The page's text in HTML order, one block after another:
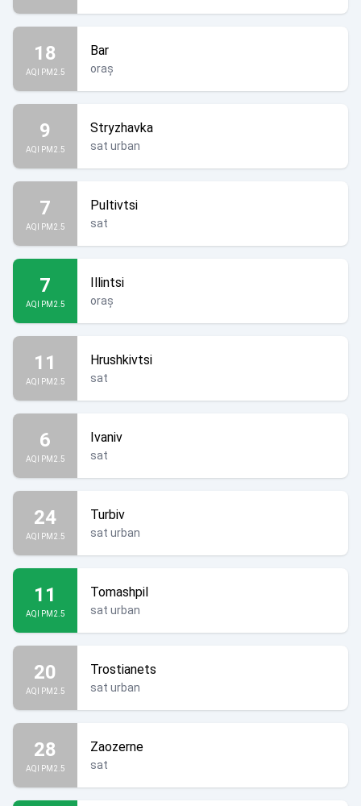
18
AQI PM2.5
Bar
oraș
9
AQI PM2.5
Stryzhavka
sat urban
7
AQI PM2.5
Pultivtsi
sat
7
AQI PM2.5
Illintsi
oraș
11
AQI PM2.5
Hrushkivtsi
sat
6
AQI PM2.5
Ivaniv
sat
24
AQI PM2.5
Turbiv
sat urban
11
AQI PM2.5
Tomashpil
sat urban
20
AQI PM2.5
Trostianets
sat urban
28
AQI PM2.5
Zaozerne
sat